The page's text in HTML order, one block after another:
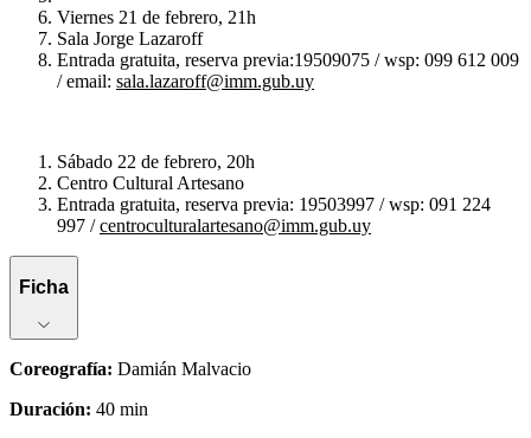
Viernes 21 de febrero, 21h
Sala Jorge Lazaroff
Entrada gratuita, reserva previa:19509075 / wsp: 099 612 009
/ email: sala.lazaroff@imm.gub.uy
Sábado 22 de febrero, 20h
Centro Cultural Artesano
Entrada gratuita, reserva previa: 19503997 / wsp: 091 224
997 /centroculturalartesano@imm.gub.uy
Ficha
Coreografí­a: Damián Malvacio
Duración: 40 min